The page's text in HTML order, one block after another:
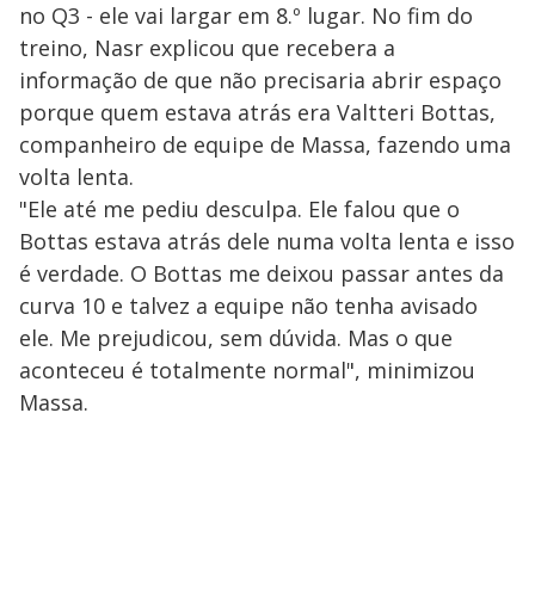
no Q3 - ele vai largar em 8.º lugar. No fim do
treino, Nasr explicou que recebera a
informação de que não precisaria abrir espaço
porque quem estava atrás era Valtteri Bottas,
companheiro de equipe de Massa, fazendo uma
volta lenta.
"Ele até me pediu desculpa. Ele falou que o
Bottas estava atrás dele numa volta lenta e isso
é verdade. O Bottas me deixou passar antes da
curva 10 e talvez a equipe não tenha avisado
ele. Me prejudicou, sem dúvida. Mas o que
aconteceu é totalmente normal", minimizou
Massa.